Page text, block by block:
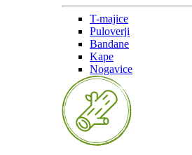
T-majice
Puloverji
Bandane
Kape
Nogavice